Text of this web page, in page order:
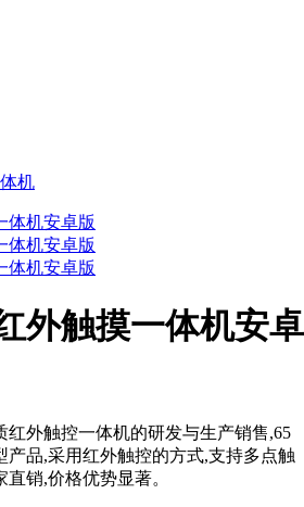
机
外触摸一体机安卓
红外触控一体机的研发与生产销售,65
产品,采用红外触控的方式,支持多点触
销,价格优势显著。